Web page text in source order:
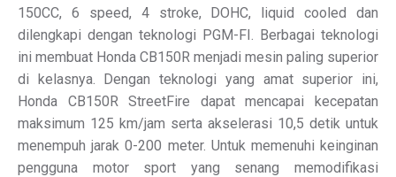
150CC, 6 speed, 4 stroke, DOHC, liquid cooled dan
dilengkapi dengan teknologi PGM-FI. Berbagai teknologi
ini membuat Honda CB150R menjadi mesin paling superior
di kelasnya. Dengan teknologi yang amat superior ini,
Honda CB150R StreetFire dapat mencapai kecepatan
maksimum 125 km/jam serta akselerasi 10,5 detik untuk
menempuh jarak 0-200 meter. Untuk memenuhi keinginan
pengguna motor sport yang senang memodifikasi